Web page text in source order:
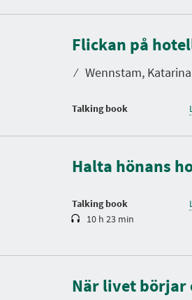
Flickan på
⁄ Wennstam,
Talking book
Halta hönans
Talking book
D
r
t
i
n
10 h 23 min
När livet börjar
r
t
i